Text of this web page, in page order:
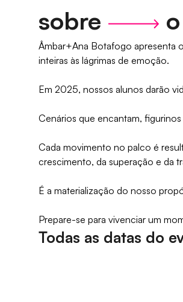
sobre
Âmbar+Ana Botafogo apresenta
inteiras às lágrimas de emoção.
Em 2025, nossos alunos darão
Cenários que encantam,
Cada movimento no palco é
crescimento, da superação e da
É a materialização do nosso
Prepare-se para vivenciar um
Todas as datas do